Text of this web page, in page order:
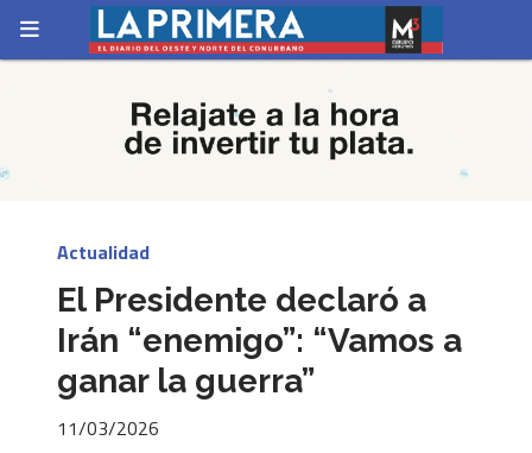
El Presidente declaró a
Irán “enemigo”: “Vamos a
ganar la guerra”
Actualidad
11/03/2026